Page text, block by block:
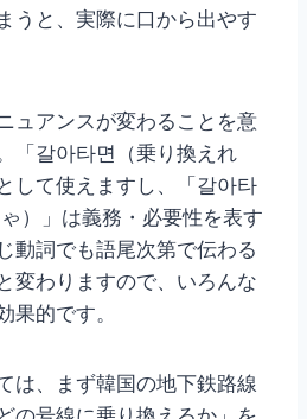
うと、実際に口から出やす
ュアンスが変わることを意
「갈아타면（乗り換えれ
して使えますし、「갈아타
）」は義務・必要性を表す
動詞でも語尾次第で伝わる
変わりますので、いろんな
果的です。
は、まず韓国の地下鉄路線